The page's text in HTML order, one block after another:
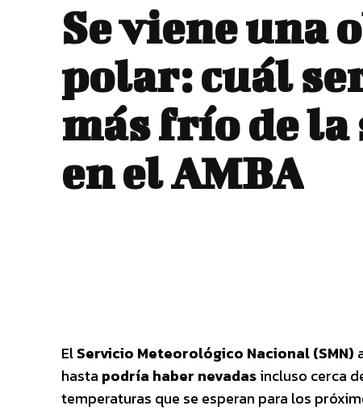
Se viene una
polar: cuál
más frío de la
en el AMBA
ElServicio Meteorológico Nacional (SMN)
hasta podría haber nevadasincluso cerca
temperaturas que se esperan para los